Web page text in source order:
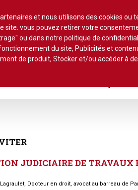
•Le
• À
Point de droit
Pouvoirs
Bureaux de l'assemblée
JUDICIAIRE DE TRAVAUX
Docteur en droit, avocat au barreau de
et nous utilisons des cookies
site. vous pouvez retirer votre
ou dans notre politique de
du site, Publicités et
de produit, Stocker et/ou accéder à